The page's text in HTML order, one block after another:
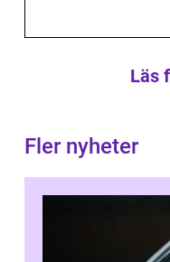
Läs
Fler nyheter